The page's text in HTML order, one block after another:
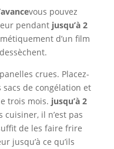
vous pouvez
pendant jusqu’à 2
d’un film
crues. Placez-
de congélation et
trois mois. jusqu’à 2
cuisiner, il n’est pas
de les faire frire
jusqu’à ce qu’ils